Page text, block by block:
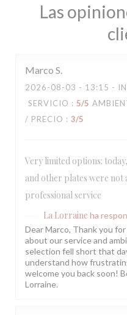
Las
Marco S
2026-08-03 - 13:15 -
SERVICIO : 5/5
/ PRECIO : 3/5
Very limited options:
and other plates were not
professional service
La Lorraine ha
Dear Marco, Thank you
about our service and
selection fell short that
understand how
welcome you back soon!
Lorraine.